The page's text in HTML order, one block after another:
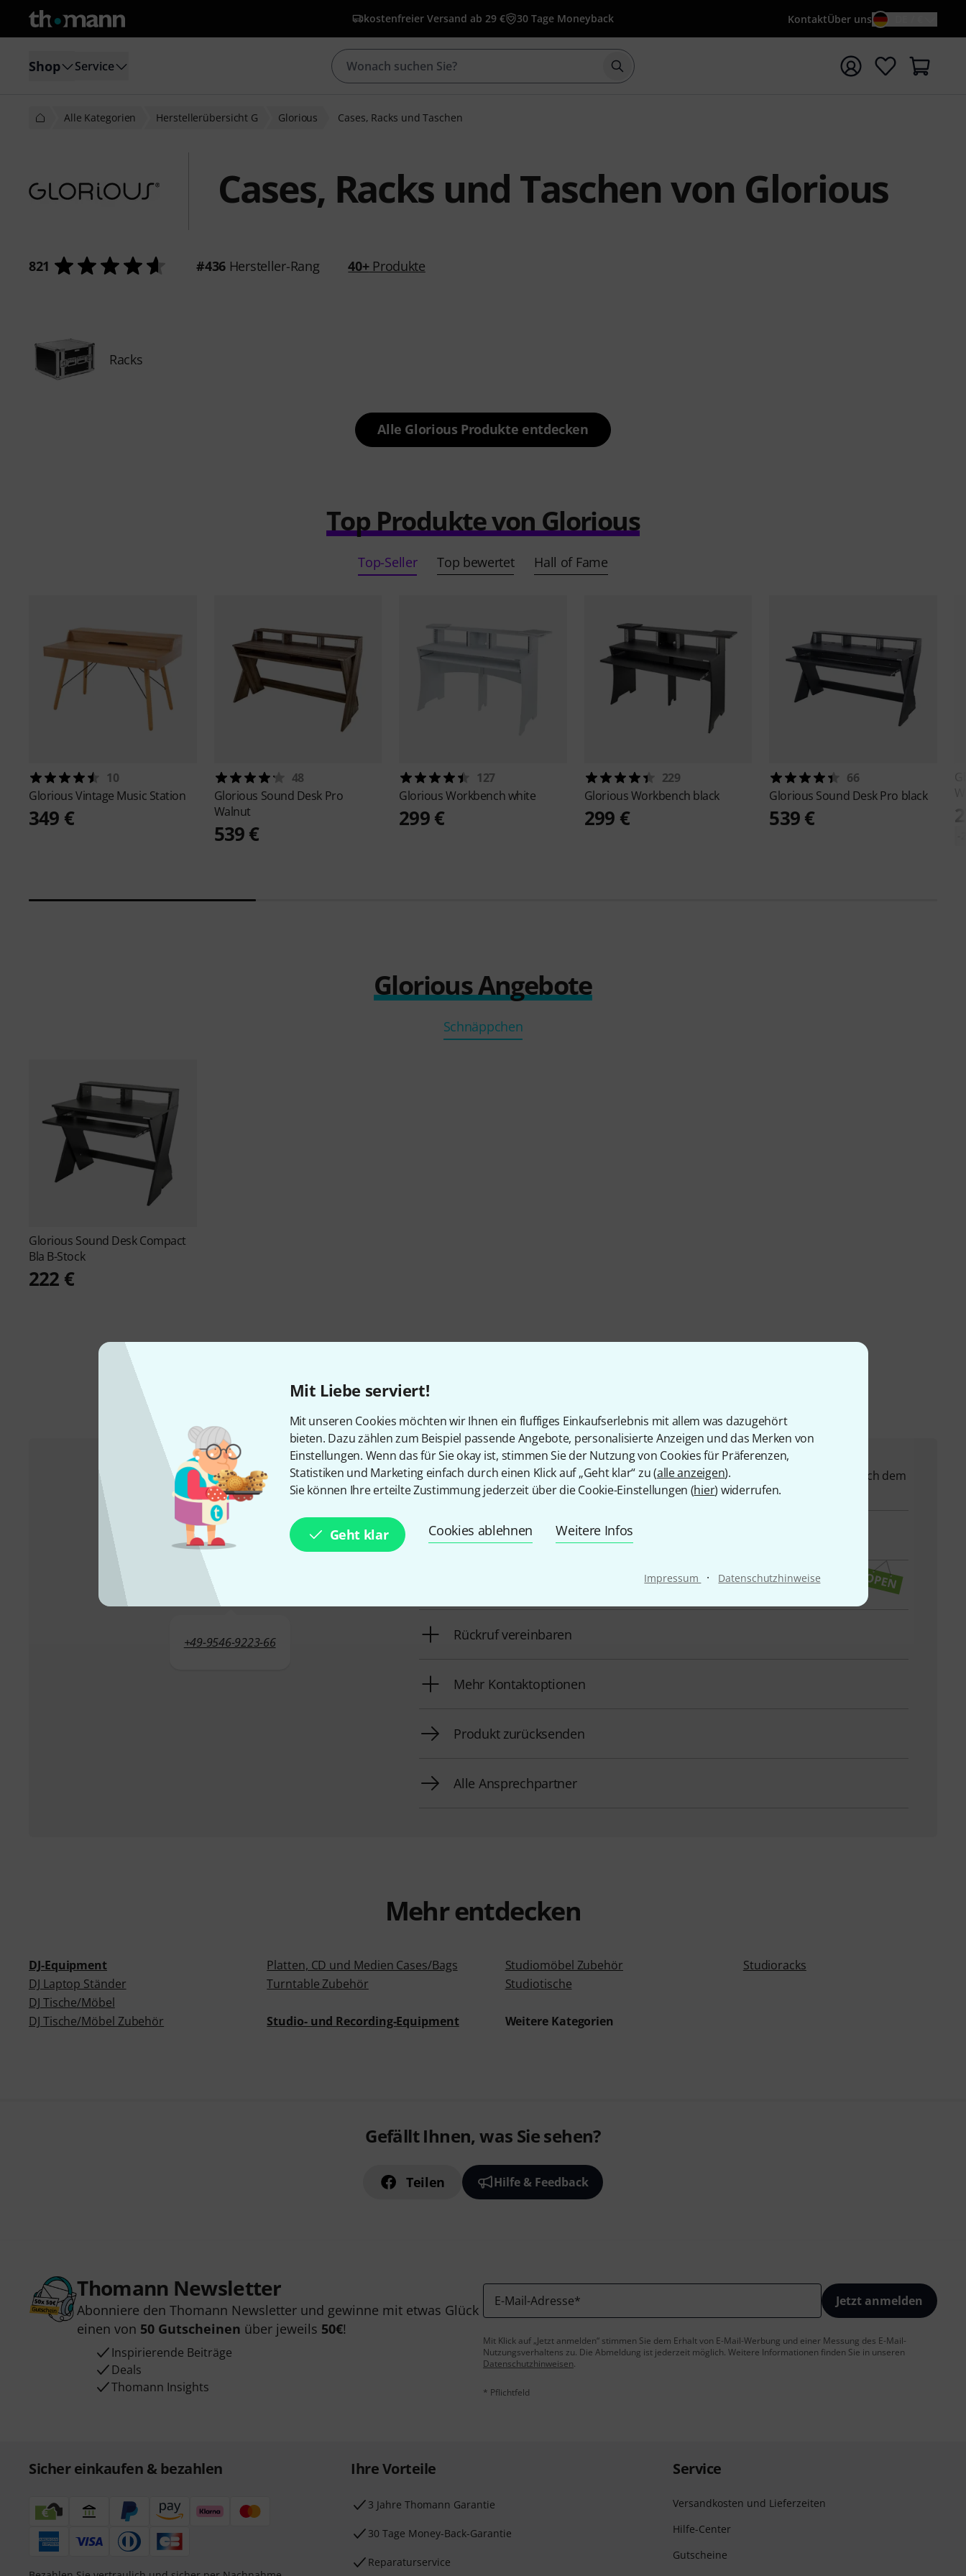
Mit Liebe serviert!
Mit unseren Cookies möchten wir Ihnen ein fluffiges Einkaufserlebnis mit allem was dazugehört
bieten. Dazu zählen zum Beispiel passende Angebote, personalisierte Anzeigen und das Merken von
Einstellungen. Wenn das für Sie okay ist, stimmen Sie der Nutzung von Cookies für Präferenzen,
Statistiken und Marketing einfach durch einen Klick auf „Geht klar“ zu (alle anzeigen).
Sie können Ihre erteilte Zustimmung jederzeit über die Cookie-Einstellungen (hier) widerrufen.
Geht klar Cookies ablehnen Weitere Infos
Impressum · Datenschutzhinweise
kostenfreier Versand ab 29 € 30 Tage Moneyback KontaktÜber uns
Shop Service Suche mit Suchwort {searchTerm} starten
Alle Kategorien Herstellerübersicht G Glorious Cases, Racks und Taschen
Cases, Racks und Taschen von Glorious
821 #436Hersteller-Rang 40+Produkte
Racks
Alle Glorious Produkte entdecken
Top Produkte von Glorious
Top-Seller Top bewertet Hall of Fame
10
GloriousVintage Music Station
349 €
48
Glorious Sound Desk Pro
Walnut
539 €
127
GloriousWorkbench white
299 €
229
GloriousWorkbench black
299 €
66
Glorious Sound Desk Pro black
539 €
Glorious Angebote
Schnäppchen
Glorious Sound Desk Compact
Bla B-Stock
222 €
So erreichen Sie uns
Kundenservice
+49-9546-9223-66
Unser Thomann Team Kundenservice steht Ihnen bei allen Fragen und Problemen nach dem
Kauf zur Seite.
Kundennummer bereithalten
Rückruf vereinbaren
Mehr Kontaktoptionen
Produkt zurücksenden
Alle Ansprechpartner
Mehr entdecken
DJ-Equipment
DJ Laptop Ständer
DJ Tische/Möbel
DJ Tische/Möbel Zubehör
Platten, CD und Medien Cases/Bags
Turntable Zubehör
Studio- und Recording-Equipment
Studiomöbel Zubehör
Studiotische
Weitere Kategorien
Studioracks
Gefällt Ihnen, was Sie sehen?
Teilen Hilfe & Feedback
Thomann Newsletter
Abonniere den Thomann Newsletter und gewinne mit etwas Glück
einen von 50 Gutscheinen über jeweils 50€!
Inspirierende Beiträge
Deals
Thomann Insights
E-Mail-Adresse* Jetzt anmelden
Mit Klick auf „Jetzt anmelden“ stimmen Sie dem Erhalt von E-Mail-Werbung und einer Messung des E-Mail-
Nutzungsverhaltens zu. Die Abmeldung ist jederzeit möglich. Weitere Informationen finden Sie in unseren
Datenschutzhinweisen.
* Pflichtfeld
Sicher einkaufen & bezahlen Ihre Vorteile
3 Jahre Thomann Garantie
30 Tage Money-Back-Garantie
Reparaturservice
Service
Versandkosten und Lieferzeiten
Hilfe-Center
Gutscheine